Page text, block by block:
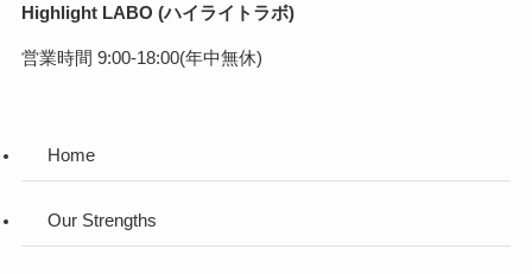
Highlight LABO (ハイライトラボ)
営業時間 9:00-18:00(年中無休)
Home
Our Strengths